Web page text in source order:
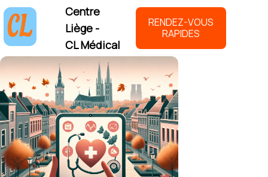
Centre
Liège -
CL Médical
RENDEZ-VOUS
RAPIDES